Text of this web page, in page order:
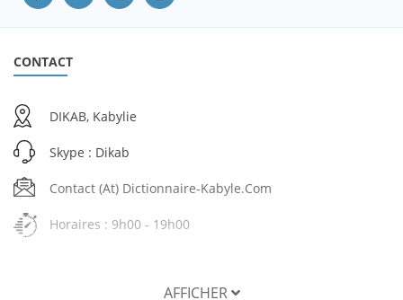
CONTACT
DIKAB, Kabylie
Skype : Dikab
Contact (at) Dictionnaire-Kabyle.com
Horaires : 9h00 - 19h00
AFFICHER